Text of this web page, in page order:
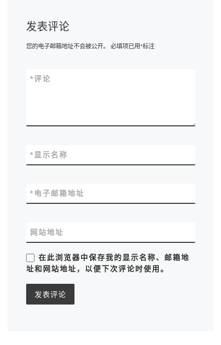
发表评论
您的电子邮箱地址不会被公开。 必填项已用*标注
评论
*
显示名称
*
电子邮箱地址
*
网站地址
在此浏览器中保存我的显示名称、邮箱地
址和网站地址，以便下次评论时使用。